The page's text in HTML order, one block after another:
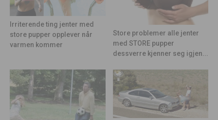
Irriterende ting jenter med
store pupper opplever når
varmen kommer
Store problemer alle jenter
med STORE pupper
dessverre kjenner seg igjen...